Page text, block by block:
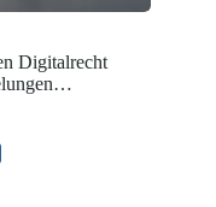
Digitalrecht